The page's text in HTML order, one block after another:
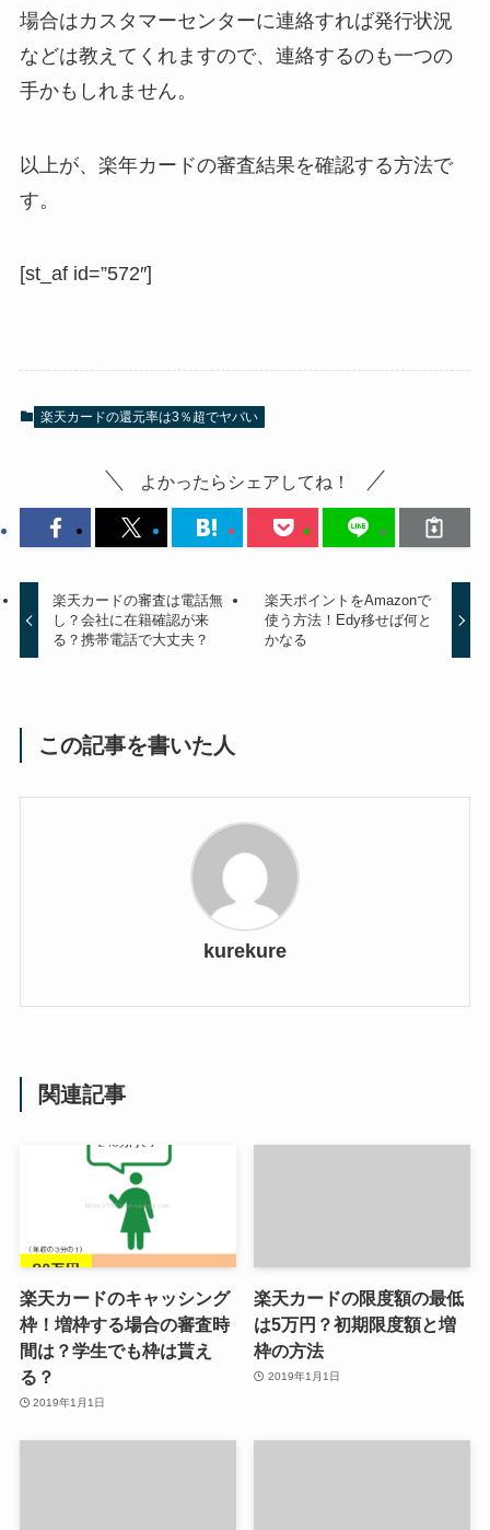
場合はカスタマーセンターに連絡すれば発行状況
などは教えてくれますので、連絡するのも一つの
手かもしれません。
以上が、楽年カードの審査結果を確認する方法で
す。
[st_af id=”572″]
楽天カードの還元率は3％超でヤバい
よかったらシェアしてね！
楽天カードの審査は電話無
し？会社に在籍確認が来
る？携帯電話で大丈夫？
楽天ポイントをAmazonで
使う方法！Edy移せば何と
かなる
この記事を書いた人
kurekure
関連記事
楽天カードのキャッシング
枠！増枠する場合の審査時
間は？学生でも枠は貰え
る？
2019年1月1日
楽天カードの限度額の最低
は5万円？初期限度額と増
枠の方法
2019年1月1日